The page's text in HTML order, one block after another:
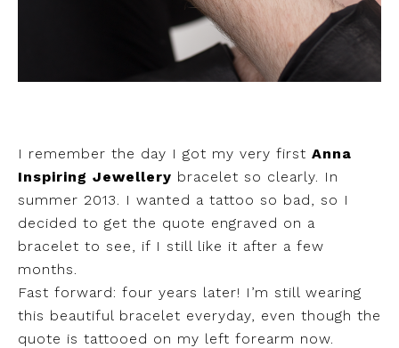
I remember the day I got my very first Anna
Inspiring Jewellery bracelet so clearly. In
summer 2013. I wanted a tattoo so bad, so I
decided to get the quote engraved on a
bracelet to see, if I still like it after a few
months.
Fast forward: four years later! I’m still wearing
this beautiful bracelet everyday, even though the
quote is tattooed on my left forearm now.